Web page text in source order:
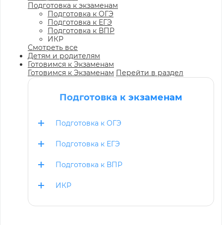
Подготовка к экзаменам
Подготовка к ОГЭ
Подготовка к ЕГЭ
Подготовка к ВПР
ИКР
Смотреть все
Детям и родителям
Готовимся к Экзаменам
Готовимся к Экзаменам Перейти в раздел
Подготовка к экзаменам
Подготовка к ОГЭ
Подготовка к ЕГЭ
Подготовка к ВПР
ИКР